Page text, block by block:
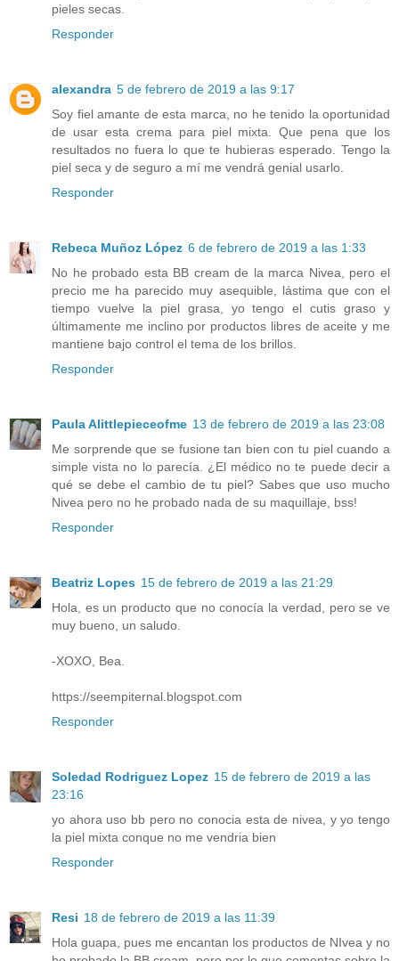
pieles secas.
Responder
alexandra 5 de febrero de 2019 a las 9:17
Soy fiel amante de esta marca, no he tenido la oportunidad
de usar esta crema para piel mixta. Que pena que los
resultados no fuera lo que te hubieras esperado. Tengo la
piel seca y de seguro a mí me vendrá genial usarlo.
Responder
Rebeca Muñoz López 6 de febrero de 2019 a las 1:33
No he probado esta BB cream de la marca Nivea, pero el
precio me ha parecido muy asequible, lástima que con el
tiempo vuelve la piel grasa, yo tengo el cutis graso y
últimamente me inclino por productos libres de aceite y me
mantiene bajo control el tema de los brillos.
Responder
Paula Alittlepieceofme 13 de febrero de 2019 a las 23:08
Me sorprende que se fusione tan bien con tu piel cuando a
simple vista no lo parecía. ¿El médico no te puede decir a
qué se debe el cambio de tu piel? Sabes que uso mucho
Nivea pero no he probado nada de su maquillaje, bss!
Responder
Beatriz Lopes 15 de febrero de 2019 a las 21:29
Hola, es un producto que no conocía la verdad, pero se ve
muy bueno, un saludo.
-XOXO, Bea.
https://seempiternal.blogspot.com
Responder
Soledad Rodriguez Lopez 15 de febrero de 2019 a las
23:16
yo ahora uso bb pero no conocia esta de nivea, y yo tengo
la piel mixta conque no me vendria bien
Responder
Resi 18 de febrero de 2019 a las 11:39
Hola guapa, pues me encantan los productos de NIvea y no